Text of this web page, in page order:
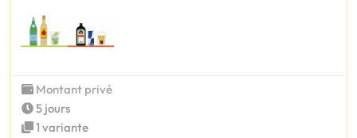
Montant privé
5 jours
1 variante